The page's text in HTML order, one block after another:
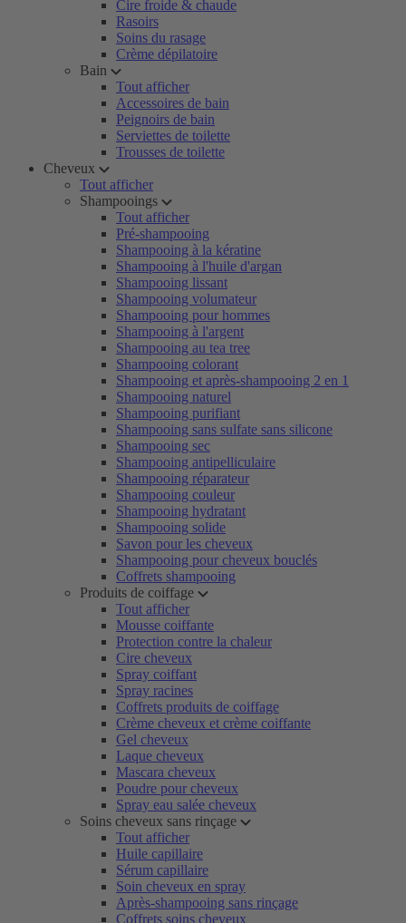
Cire froide & chaude
Rasoirs
Soins du rasage
Crème dépilatoire
Bain
Tout afficher
Accessoires de bain
Peignoirs de bain
Serviettes de toilette
Trousses de toilette
Cheveux
Tout afficher
Shampooings
Tout afficher
Pré-shampooing
Shampooing à la kératine
Shampooing à l'huile d'argan
Shampooing lissant
Shampooing volumateur
Shampooing pour hommes
Shampooing à l'argent
Shampooing au tea tree
Shampooing colorant
Shampooing et après-shampooing 2 en 1
Shampooing naturel
Shampooing purifiant
Shampooing sans sulfate sans silicone
Shampooing sec
Shampooing antipelliculaire
Shampooing réparateur
Shampooing couleur
Shampooing hydratant
Shampooing solide
Savon pour les cheveux
Shampooing pour cheveux bouclés
Coffrets shampooing
Produits de coiffage
Tout afficher
Mousse coiffante
Protection contre la chaleur
Cire cheveux
Spray coiffant
Spray racines
Coffrets produits de coiffage
Crème cheveux et crème coiffante
Gel cheveux
Laque cheveux
Mascara cheveux
Poudre pour cheveux
Spray eau salée cheveux
Soins cheveux sans rinçage
Tout afficher
Huile capillaire
Sérum capillaire
Soin cheveux en spray
Après-shampooing sans rinçage
Coffrets soins cheveux